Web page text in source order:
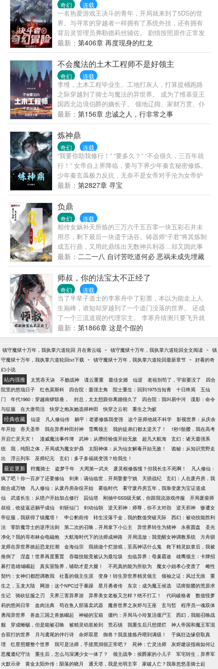
奇幻 连载
一名热爱游戏王决斗的青年，开局就来到了5DS的世
界。与寻常的穿越者一样拥有了系统外挂，还有拥有
背后灵管理员弗勒德莉丝辅佐。 剧情按照原作正常发
展，但是这些世界里却被名叫“普罗米修斯”的组织所渗
透。剧情正在发生剧烈的改变，以及不断出现的前所
未见的强大敌人。 为了与这股势力战斗，游暮踏上了
他在各大决斗世界的旅程。 然而更大的阴谋在等待着
他。 （因为很难顾及卡片效果与剧情决斗完美搭配，
因此无法完全百分百的确定卡片效果处理的正确，因
此本作不可避免的会出现效果与现实效果不一样的“口
胡”现象。）
最新： 第406章 再度现身的红龙
不会魔法的土木工程师不是好领主
奇幻 连载
李维，土木工程毕业生、工地打灰人，打算提桶跑路
之际穿越到了骑士与魔法的异世界。 成为了维基亚王
国西北边境伯爵的嫡长子。 领地辽阔、家财万贯、仆
役成群、兵强马壮。 英俊潇洒、爱民如子、兄友弟
恭、父慈子孝。 穿越标准之高起点罕有。 可惜，已经
是兽人的俘虏啦！ 本书又名《土木狗穿越异世界》
《荆棘领打灰人》 标签：领主、种田、低魔、欢乐向
最新： 第156章 忠诚之人，行非常之事
炼神鼎
奇幻 连载
“我要你助我修行！” “要多久？” “不会很久，三百年就
行！” 女帝自上界降临，要与下界少年秦玄秘密修炼。
少年秦玄虽极力反抗，无奈不是女帝对手沦为女帝炉
鼎，整整三百年！ 绝望之际，女帝以星辰为骨，混沌
为肉，为秦玄重塑无敌之身，得太荒神器，自此少年
鱼飞龙门，鲸吞天地！ “我有一尊炼神炉，可炼妖、炼
仙，熔炼乾坤万物！”
最新： 第2827章 寻宝
负鼎
奇幻 连载
相传女娲补天所炼的三万六千五百零一块五彩石并未
用尽，剩下最后一块遗于汤谷。铸器师“子君”将其炼制
成五行鼎，又用此鼎练出无数神兵利器…却又因此事
遭奸人陷害，临死前将五行鼎藏在了世俗之中…掌鼎
者，掌天下寸拳之中。负鼎者，负天下命脉咽喉！我
本无意驭鼎，奈何藏鼎于身，引起天地异动！我本无
意驭鼎，只因藏鼎于身，牵连宗毁人亡！一掌，鼎
现！二掌，鼎出！我已魂消魄散身在异乡，为何这尘
世仍要与我牵扯不清？难道…一切早有预谋？取我性
命埋故事，地府百年愈伤痕。算计年少智谋浅，魂魄
归来胜海深！打住！再编就剧透了…剧情结构严谨，
人物联系意外！没有无缘因果，有坑皆有土埋！以
最新： 二二一八 自讨苦吃道何必 恶祸未成先埋藏
师叔，你的法宝太不正经了
奇幻 连载
当了半辈子道士的李寒舟中了彩票，本以为能走上人
生巅峰，谁知却穿越到了一个道门没落的世界。 还成
了一个三流道观的代理宗主。 李寒舟猜测只要飞升就
能回到地球，奈何自身资质太差，只能寄希望于弟子
身上。 李寒舟：江湖险恶，我给你们炼制点法宝丹
药，帮助你们修炼。 大弟子：师叔，摄魂铃本应动人
心神，怎么你的摄魂铃让魔门集体小便失禁？ 二弟
专收人衣服？太玄圣地的圣女被人看光了。 三弟子：
师叔，你炼制的神力丹号称吃了以一敌四，真精准
啊，真只能打四个，少一个人都打不过！ 李寒舟：真
奇怪，我是按照说明书炼制的呀！ 众弟子：师叔，别
炼了，我们带你飞升吧，人间没脸待了。
最新： 第1866章 这是个假的
镇守魔狱十万年，我执掌六道轮回 月在青云端 - 镇守魔狱十万年，我执掌六道轮回全文阅读 - 镇
守魔狱十万年，我执掌六道轮回txt下载 - 镇守魔狱十万年，我执掌六道轮回最新章节 - 好看的奇
幻小说
站内强推 太荒吞天诀 不败战神 谍云重重 最佳女婿 仙逆 老祖别苟了，宇宙要没了
四合
院里的悠哉日子
红色莫斯科 四合院：最强主角 院士重生：回到1975当知青 十日终焉
五仙
门
年代1960：穿越南锣鼓巷， 封总，太太想跟你离婚很久了 四合院：我叫易中河
谍影：命令
与征服
在大唐苟活 快穿之炮灰她选择种田 快穿之云初 重生之为蚁
经典收藏 仙逆 凡人修仙传 躺平：老婆修炼我变强 这个巫师他就不科学
影视世界：从庆余
年开始
吞天圣帝 我在异界种田封神 雪鹰领主 我的徒弟们都太逆天了！
1秒1骷髅，我在高考
开启亡灵天灾！
漫威魔法事件簿 武神：从攒经验值开始无敌 超凡大航海
玄幻：诸天最强系
统
我，纯阳之体，开局成为魔女炉鼎 太阳神体：从为仙女解毒开始无敌！
诡秘：从知识荒野走
出
浮云列车 巫师纪元 玄幻：多子多福就变强？给我生！
最近更新 狩魔骑士 盗梦千年 大周第一武夫 废灵根修炼慢？但我长生不死啊！
凡人修仙：
疯了吧！你一百岁了还要修仙
剑来：谪仙临世，开局娶妻宁姚 天骄战纪
玄幻：人在废丹房，我
能合成万物
凡人修仙：从废丹房杂役开始 雾临时代
看守废丹房五年，我靠变废为宝证道成
仙
武道长生：从猎户开始加点修行 囚仙塔 刚抽中SSS级天赋，你跟我说游戏停服
开局废柴师
叔祖，收徒返还躺平成仙
剑斩仙门 剑动仙朝 逆天邪神：师尊，你不太对劲 逆天邪神
惨遭女
帝征服，我获得了镇魔塔！
申公豹前传 转生没落千金，我的数值突破天际
西幻：被动技能胜利
法
零阶魔导士的逆序法则 第二次的召唤，开局拿下小公主 异世界转生为猪神 永夜圆盘
圣光
净化？我的哥布林会电磁炮
大航海时代下的法师成神路 开局流放：我觉醒女神调教系统
方舟驯
龙师在异世界掀起恐龙狂潮
金海仙宗 我就做个烂游戏，至高神话什么鬼
救下精灵奴隶后，我被
推倒了
涅盘！世界再度重置 吞噬技能竟被认为最垃圾 虫临异界：母巢霸途
雄鹰领主：卡牌招
募打造雄城崛起
真实冒险界，辅助才是大腿！ 不死真的能为所欲为 魔女小姐孝心变质了
雌性
契约：女神们都想调教我
社畜的领主生涯 变身！转生异世界精灵领主 领袖之证：风过无痕
重
生之，玉龙大陆
网游：这个NPC过于暴躁 星月勇者传 东京：成为魔王候选
话痨骷髅的荒原求
生记
骑砍征服之刃 天界三害异界游 异界美女老板又怎样？绝不打工！ 代码破格者
数值怪萝
莉的悠闲日常
血肉法典 苟在鱼人部落卖武器 魔兽世界之灰烬与王座 玄与皙
程序员一魂双体
勇闯异世界
兽血三国之兽族崛起 神秘的宝箱 僵约：开局马小玲复活僵尸王
西幻，我能召唤战
舰
穿成蜥蜴，但是能被召唤 被精灵幼崽捡到 荒石镇 我重生后只想摆烂
神人帝国和魔王军混
合双打的世界
月与鸢尾的伴行诗 余烬双星 御兽？我直接炼丹喂到满级！
于疯狂边缘窃取真
理
红星照耀整个世界 我可是法师，手搓黑洞很正常吧？ 死神：亡灵法师
灰烬建设指南如何让
恶魔遵纪守法
重生后，怎么与深渊少女一体了？ 领主战争：侯爵家的小儿子
军宅转生，异界军
火默示录
黄金太阳外传：陨落的晓月 通天塔，我是光明主宰 家破人亡？我靠忽悠圣骑士起